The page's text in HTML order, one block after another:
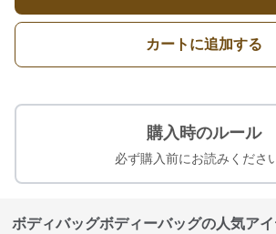
カートに追加する
購入時のルール
必ず購入前にお読みくださ
ボディバッグボディーバッグの人気ア